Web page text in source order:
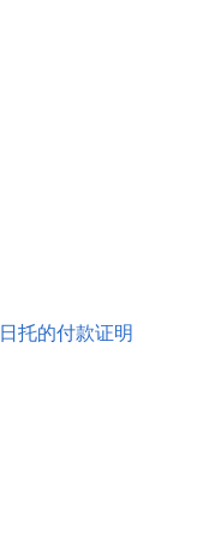
托的付款证明